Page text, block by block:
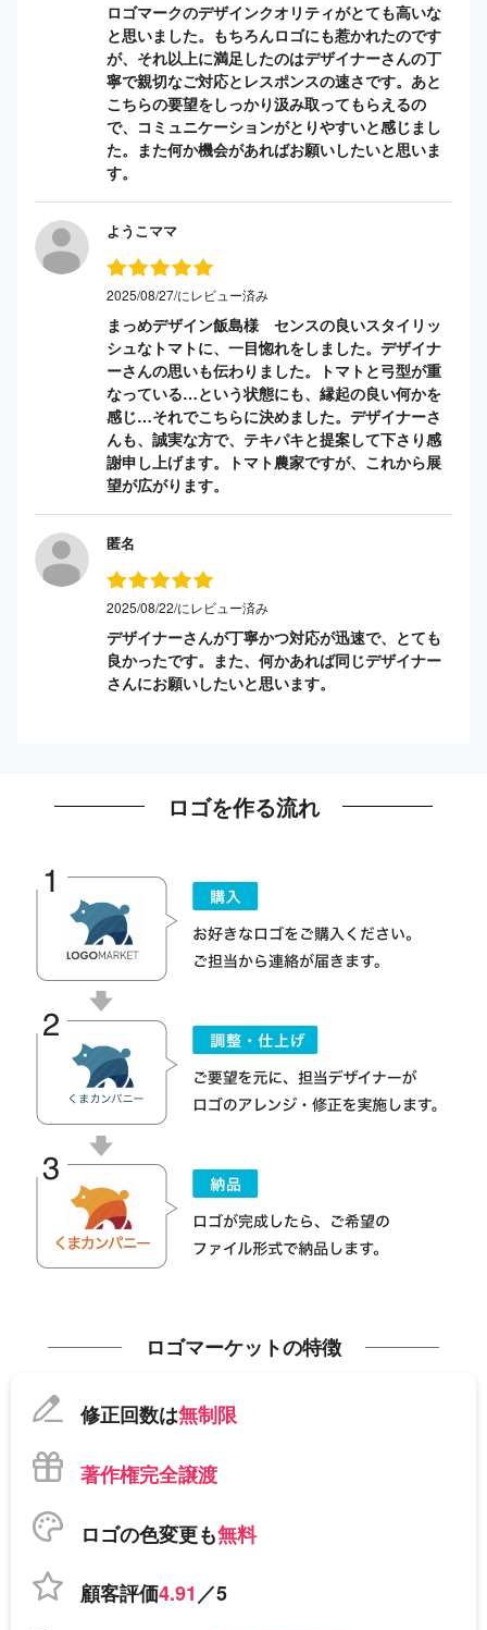
ロゴマークのデザインクオリティがとても高いな
と思いました。もちろんロゴにも惹かれたのです
が、それ以上に満足したのはデザイナーさんの丁
寧で親切なご対応とレスポンスの速さです。あと
こちらの要望をしっかり汲み取ってもらえるの
で、コミュニケーションがとりやすいと感じまし
た。また何か機会があればお願いしたいと思いま
す。
ようこママ
2025/08/27/にレビュー済み
まっめデザイン飯島様 センスの良いスタイリッ
シュなトマトに、一目惚れをしました。デザイナ
ーさんの思いも伝わりました。トマトと弓型が重
なっている…という状態にも、縁起の良い何かを
感じ…それでこちらに決めました。デザイナーさ
んも、誠実な方で、テキパキと提案して下さり感
謝申し上げます。トマト農家ですが、これから展
望が広がります。
匿名
2025/08/22/にレビュー済み
デザイナーさんが丁寧かつ対応が迅速で、とても
良かったです。また、何かあれば同じデザイナー
さんにお願いしたいと思います。
ロゴを作る流れ
ロゴマーケットの特徴
修正回数は無制限
著作権完全譲渡
ロゴの色変更も無料
顧客評価4.91／5